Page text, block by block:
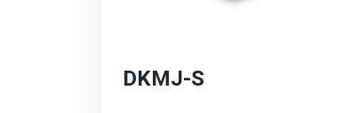
DKMJ-S